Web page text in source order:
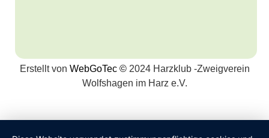
Erstellt von WebGoTec ©2024 Harzklub -Zweigverein
Wolfshagen im Harz e.V.